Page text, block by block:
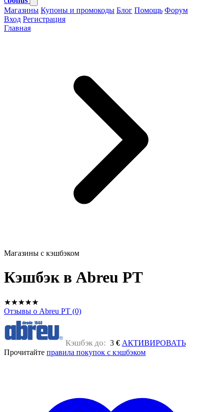
Магазины Купоны и промокоды Блог Помощь Форум
Вход Регистрация
Главная
Магазины с кэшбэком
Кэшбэк в Abreu PT
★★★★★
Отзывы о Abreu PT (0)
Кэшбэк до: 3 € АКТИВИРОВАТЬ
Прочитайте правила покупок с кэшбэком